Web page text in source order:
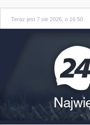
Teraz jest 7 sie 2026, o 16:50